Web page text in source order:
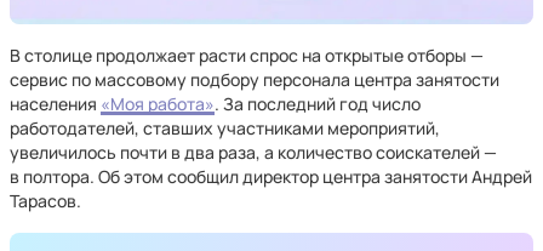
В столице продолжает расти спрос на открытые отборы —
сервис по массовому подбору персонала центра занятости
населения «Моя работа». За последний год число
работодателей, ставших участниками мероприятий,
увеличилось почти в два раза, а количество соискателей —
в полтора. Об этом сообщил директор центра занятости Андрей
Тарасов.